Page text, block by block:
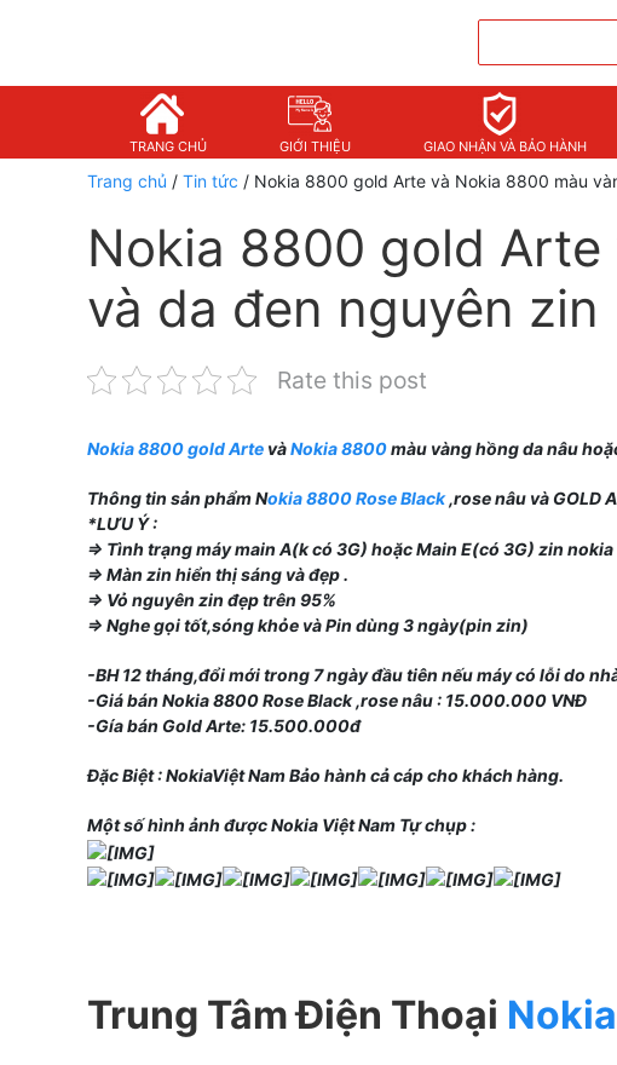
TRANG CHỦ GIỚI THIỆU GIAO NHẬN VÀ BẢO HÀNH
Trang chủ / Tin tức / Nokia 8800 gold Arte và Nokia 8800 màu
Nokia 8800 gold
và da đen nguyên zin
Rate this post
Nokia 8800 gold Arte vàNokia 8800màu vàng hồng da nâu
Thông tin sản phẩm Nokia 8800 Rose Black,rose nâu và GOLD
*LƯU Ý :
=> Tình trạng máy main A(k có 3G) hoặc Main E(có 3G) zin nokia
=> Màn zin hiển thị sáng và đẹp .
=> Vỏ nguyên zin đẹp trên 95%
=> Nghe gọi tốt,sóng khỏe và Pin dùng 3 ngày(pin zin)
-BH 12 tháng,đổi mới trong 7 ngày đầu tiên nếu máy có lỗi do
-Giá bán Nokia 8800 Rose Black ,rose nâu : 15.000.000 VNĐ
-Gía bán Gold Arte: 15.500.000đ
Đặc Biệt : NokiaViệt Nam Bảo hành cả cáp cho khách hàng.
Một số hình ảnh được Nokia Việt Nam Tự chụp :
Trung Tâm Điện Thoại